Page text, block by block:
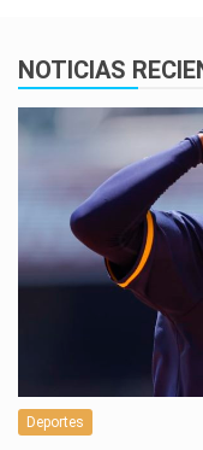
NOTICIAS
Deportes